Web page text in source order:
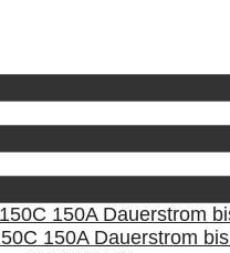
150A Dauerstrom